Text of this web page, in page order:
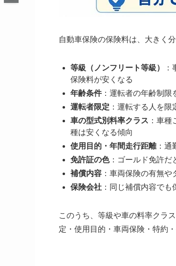
自動車保険の保険料は、大きく
等級（ノンフリート等級）
保険料が安くなる
年齢条件：運転者の年齢制限
運転者限定 ：運転する人を
車の型式別料率クラス ：車
種は安くなる傾向
使用目的・年間走行距離：通
免許証の色：ゴールド免許だ
補償内容 ：車両保険の有無
保険会社 ：同じ補償内容で
このうち、等級や車の料率クラ
定・使用目的・車両保険・特約